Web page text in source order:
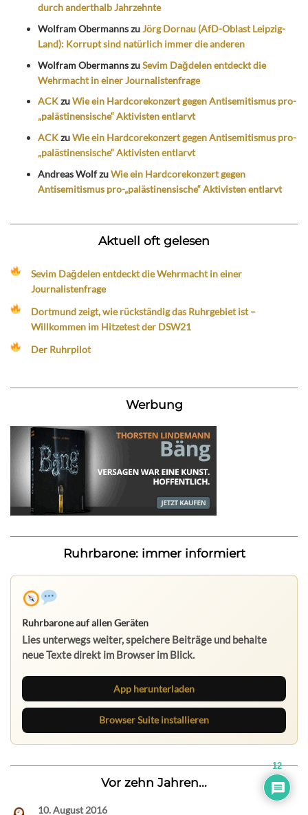
durch anderthalb Jahrzehnte
Wolfram ObermannszuJörg Dornau (AfD-Oblast Leipzig-
Land): Korrupt sind natürlich immer die anderen
Wolfram ObermannszuSevim Dağdelen entdeckt die
Wehrmacht in einer Journalistenfrage
ACKzuWie ein Hardcorekonzert gegen Antisemitismus pro-
„palästinensische“ Aktivisten entlarvt
ACKzuWie ein Hardcorekonzert gegen Antisemitismus pro-
„palästinensische“ Aktivisten entlarvt
Andreas WolfzuWie ein Hardcorekonzert gegen
Antisemitismus pro-„palästinensische“ Aktivisten entlarvt
Aktuell oft gelesen
Sevim Dağdelen entdeckt die Wehrmacht in einer
Journalistenfrage
Dortmund zeigt, wie rückständig das Ruhrgebiet ist –
Willkommen im Hitzetest der DSW21
Der Ruhrpilot
Werbung
Ruhrbarone: immer informiert
Ruhrbarone auf allen Geräten
Lies unterwegs weiter, speichere Beiträge und behalte
neue Texte direkt im Browser im Blick.
App herunterladen
Browser Suite installieren
Vor zehn Jahren...
10. August 2016
12